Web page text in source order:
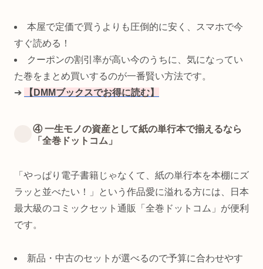
本屋で定価で買うよりも圧倒的に安く、スマホで今
すぐ読める！
クーポンの割引率が高い今のうちに、気になってい
た巻をまとめ買いするのが一番賢い方法です。
➔
【DMMブックスでお得に読む】
④ 一生モノの資産として紙の単行本で揃えるなら
「全巻ドットコム」
「やっぱり電子書籍じゃなくて、紙の単行本を本棚にズ
ラッと並べたい！」という作品愛に溢れる方には、日本
最大級のコミックセット通販「全巻ドットコム」が便利
です。
新品・中古のセットが選べるので予算に合わせやす